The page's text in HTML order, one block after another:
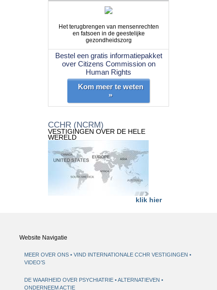
Het terugbrengen van mensenrechten
en fatsoen in de geestelijke
gezondheidszorg
Bestel een gratis informatiepakket
over Citizens Commission on
Human Rights
Kom meer te weten
»
CCHR (NCRM)
VESTIGINGEN OVER DE HELE
WERELD
klik hier
Website Navigatie
MEER OVER ONS
VIND INTERNATIONALE CCHR VESTIGINGEN
VIDEO’S
DE WAARHEID OVER PSYCHIATRIE ALTERNATIEVEN
ONDERNEEM ACTIE